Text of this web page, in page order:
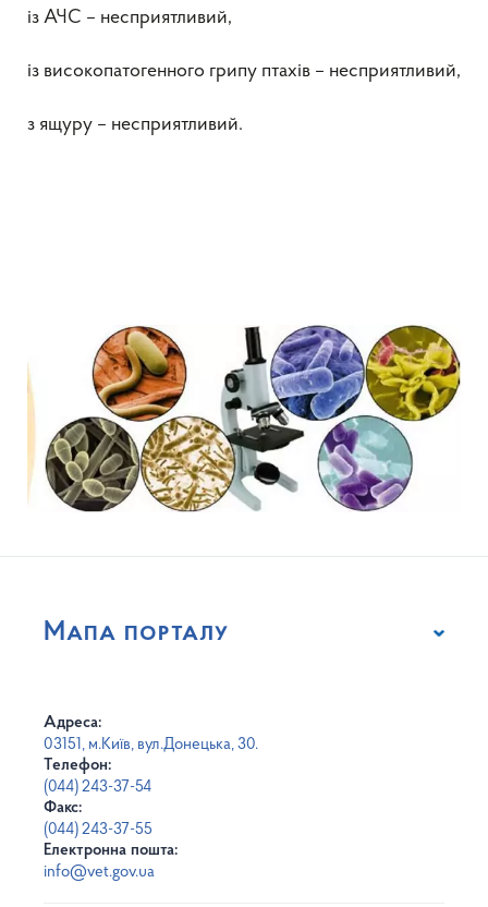
із АЧС – несприятливий,
із високопатогенного грипу птахів – несприятливий,
з ящуру – несприятливий.
Мапа порталу
Адреса:
03151, м.Київ, вул.Донецька, 30.
Телефон:
(044) 243-37-54
Факс:
(044) 243-37-55
Електронна пошта:
info@vet.gov.ua